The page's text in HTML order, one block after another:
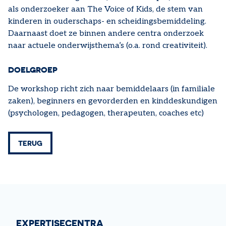
als onderzoeker aan The Voice of Kids, de stem van
kinderen in ouderschaps- en scheidingsbemiddeling.
Daarnaast doet ze binnen andere centra onderzoek
naar actuele onderwijsthema’s (o.a. rond creativiteit).
DOELGROEP
De workshop richt zich naar bemiddelaars (in familiale
zaken), beginners en gevorderden en kinddeskundigen
(psychologen, pedagogen, therapeuten, coaches etc)
TERUG
EXPERTISECENTRA